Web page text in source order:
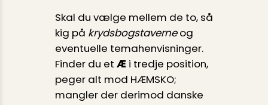
Skal du vælge mellem de to, så
kig på krydsbogstaverneog
eventuelle temahenvisninger.
Finder du et Æ i tredje position,
peger alt mod HÆMSKO;
mangler der derimod danske